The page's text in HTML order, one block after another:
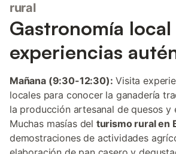
rural
Gastronomía local
experiencias
Mañana (9:30-12:30): Visita
locales para conocer la ganadería
la producción artesanal de quesos y
Muchas masías del turismo rural en
demostraciones de actividades